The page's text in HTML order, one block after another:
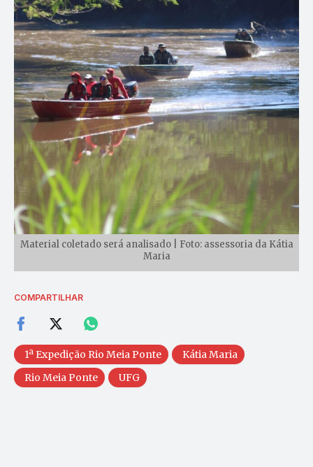
Material coletado será analisado | Foto: assessoria da Kátia
Maria
COMPARTILHAR
1ª Expedição Rio Meia Ponte
Kátia Maria
Rio Meia Ponte
UFG